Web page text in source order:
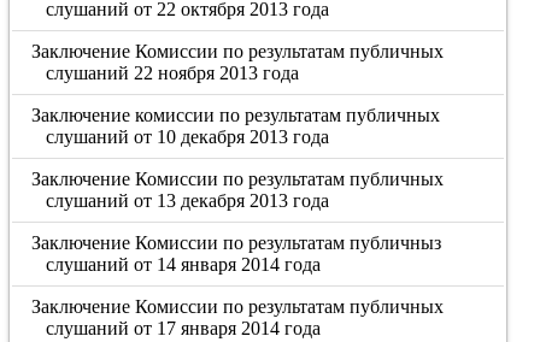
слушаний от 22 октября 2013 года
Заключение Комиссии по результатам публичных
слушаний 22 ноября 2013 года
Заключение комиссии по результатам публичных
слушаний от 10 декабря 2013 года
Заключение Комиссии по результатам публичных
слушаний от 13 декабря 2013 года
Заключение Комиссии по результатам публичныз
слушаний от 14 января 2014 года
Заключение Комиссии по результатам публичных
слушаний от 17 января 2014 года